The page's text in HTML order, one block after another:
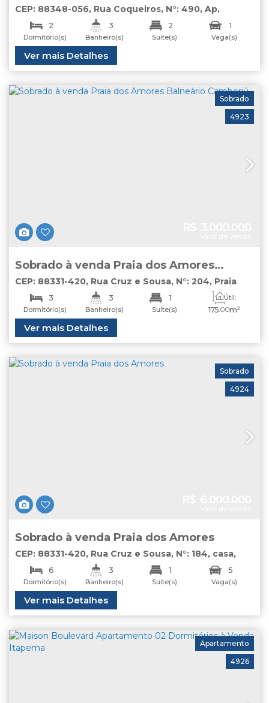
suítes Venda Tabuleiro Camboriú
CEP: 88348-056, Rua Coqueiros, N°: 490, Ap,
Tabuleiro
Camboriú Santa Catarina Brasil
2
Dormitório(s)
3
Banheiro(s)
2
Suíte(s)
1
Vaga(s)
Útil:
67 .00 m²
Ver mais Detalhes
4923
Sobrado
Sobrado à venda Praia dos Amores
Balneário Camboriú
CEP: 88331-420, Rua Cruz e Sousa, N°: 204, Praia
Balneário Camboriú Santa Catarina
Brasil
3
Dormitório(s)
3
Banheiro(s)
1
Suíte(s)
Útil:
175.00m²
Ver mais Detalhes
4924
Sobrado
Sobrado à venda Praia dos Amores
CEP: 88331-420, Rua Cruz e Sousa, N°: 184, casa,
Praia dos Amores
Balneário Camboriú
Catarina
6
Dormitório(s)
3
Banheiro(s)
1
Suíte(s)
Total:
360 .00m²
5
Vaga(s)
Útil:
445.00
Ver mais Detalhes
4926
Apartamento